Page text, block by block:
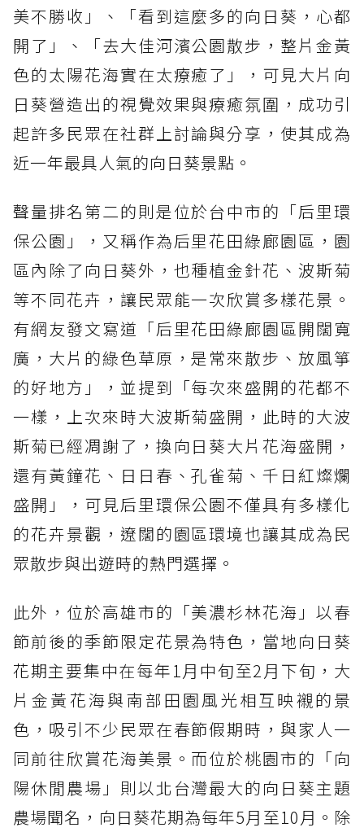
美不勝收」、「看到這麼多的向日葵，心都
開了」、「去大佳河濱公園散步，整片金黃
色的太陽花海實在太療癒了」，可見大片向
日葵營造出的視覺效果與療癒氛圍，成功引
起許多民眾在社群上討論與分享，使其成為
近一年最具人氣的向日葵景點。
聲量排名第二的則是位於台中市的「后里環
保公園」，又稱作為后里花田綠廊園區，園
區內除了向日葵外，也種植金針花、波斯菊
等不同花卉，讓民眾能一次欣賞多樣花景。
有網友發文寫道「后里花田綠廊園區開闊寬
廣，大片的綠色草原，是常來散步、放風箏
的好地方」，並提到「每次來盛開的花都不
一樣，上次來時大波斯菊盛開，此時的大波
斯菊已經凋謝了，換向日葵大片花海盛開，
還有黃鐘花、日日春、孔雀菊、千日紅燦爛
盛開」，可見后里環保公園不僅具有多樣化
的花卉景觀，遼闊的園區環境也讓其成為民
眾散步與出遊時的熱門選擇。
此外，位於高雄市的「美濃杉林花海」以春
節前後的季節限定花景為特色，當地向日葵
花期主要集中在每年1月中旬至2月下旬，大
片金黃花海與南部田園風光相互映襯的景
色，吸引不少民眾在春節假期時，與家人一
同前往欣賞花海美景。而位於桃園市的「向
陽休閒農場」則以北台灣最大的向日葵主題
農場聞名，向日葵花期為每年5月至10月。除